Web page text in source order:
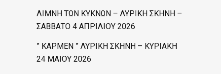
ΛΙΜΝΗ ΤΩΝ ΚΥΚΝΩΝ – ΛΥΡΙΚΗ ΣΚΗΝΗ –
ΣΑΒΒΑΤΟ 4 ΑΠΡΙΛΙΟΥ 2026
” ΚΑΡΜΕΝ ” ΛΥΡΙΚΗ ΣΚΗΝΗ – ΚΥΡΙΑΚΗ
24 ΜΑΙΟΥ 2026